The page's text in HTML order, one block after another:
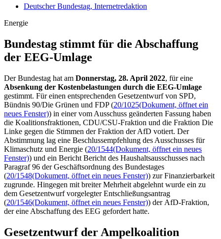
Deutscher Bundestag, Internetredaktion
Energie
Bundestag stimmt für die Ab­schaf­fung
der EEG-Umlage
Der Bundestag hat am Donnerstag, 28. April 2022, für eine
Absenkung der Kostenbelastungen durch die EEG-Umlage
gestimmt. Für einen entsprechenden Gesetzentwurf von SPD,
Bündnis 90/Die Grünen und FDP (20/1025(Dokument, öffnet ein
neues Fenster)) in einer vom Ausschuss geänderten Fassung haben
die Koalitionsfraktionen, CDU/CSU-Fraktion und die Fraktion Die
Linke gegen die Stimmen der Fraktion der AfD votiert. Der
Abstimmung lag eine Beschlussempfehlung des Ausschusses für
Klimaschutz und Energie (20/1544(Dokument, öffnet ein neues
Fenster)) und ein Bericht Bericht des Haushaltsausschusses nach
Paragraf 96 der Geschäftsordnung des Bundestages
(20/1548(Dokument, öffnet ein neues Fenster)) zur Finanzierbarkeit
zugrunde. Hingegen mit breiter Mehrheit abgelehnt wurde ein zu
dem Gesetzentwurf vorgelegter Entschließungsantrag
(20/1546(Dokument, öffnet ein neues Fenster)) der AfD-Fraktion,
der eine Abschaffung des EEG gefordert hatte.
Gesetzentwurf der Ampelkoalition